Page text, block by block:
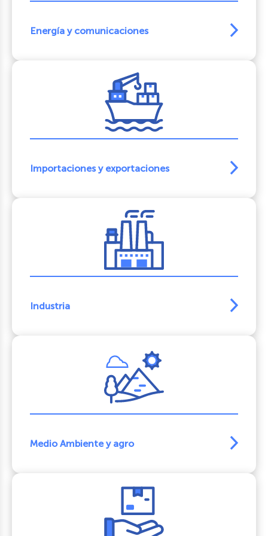
Energía y comunicaciones
Importaciones y exportaciones
Industria
Medio Ambiente y agro